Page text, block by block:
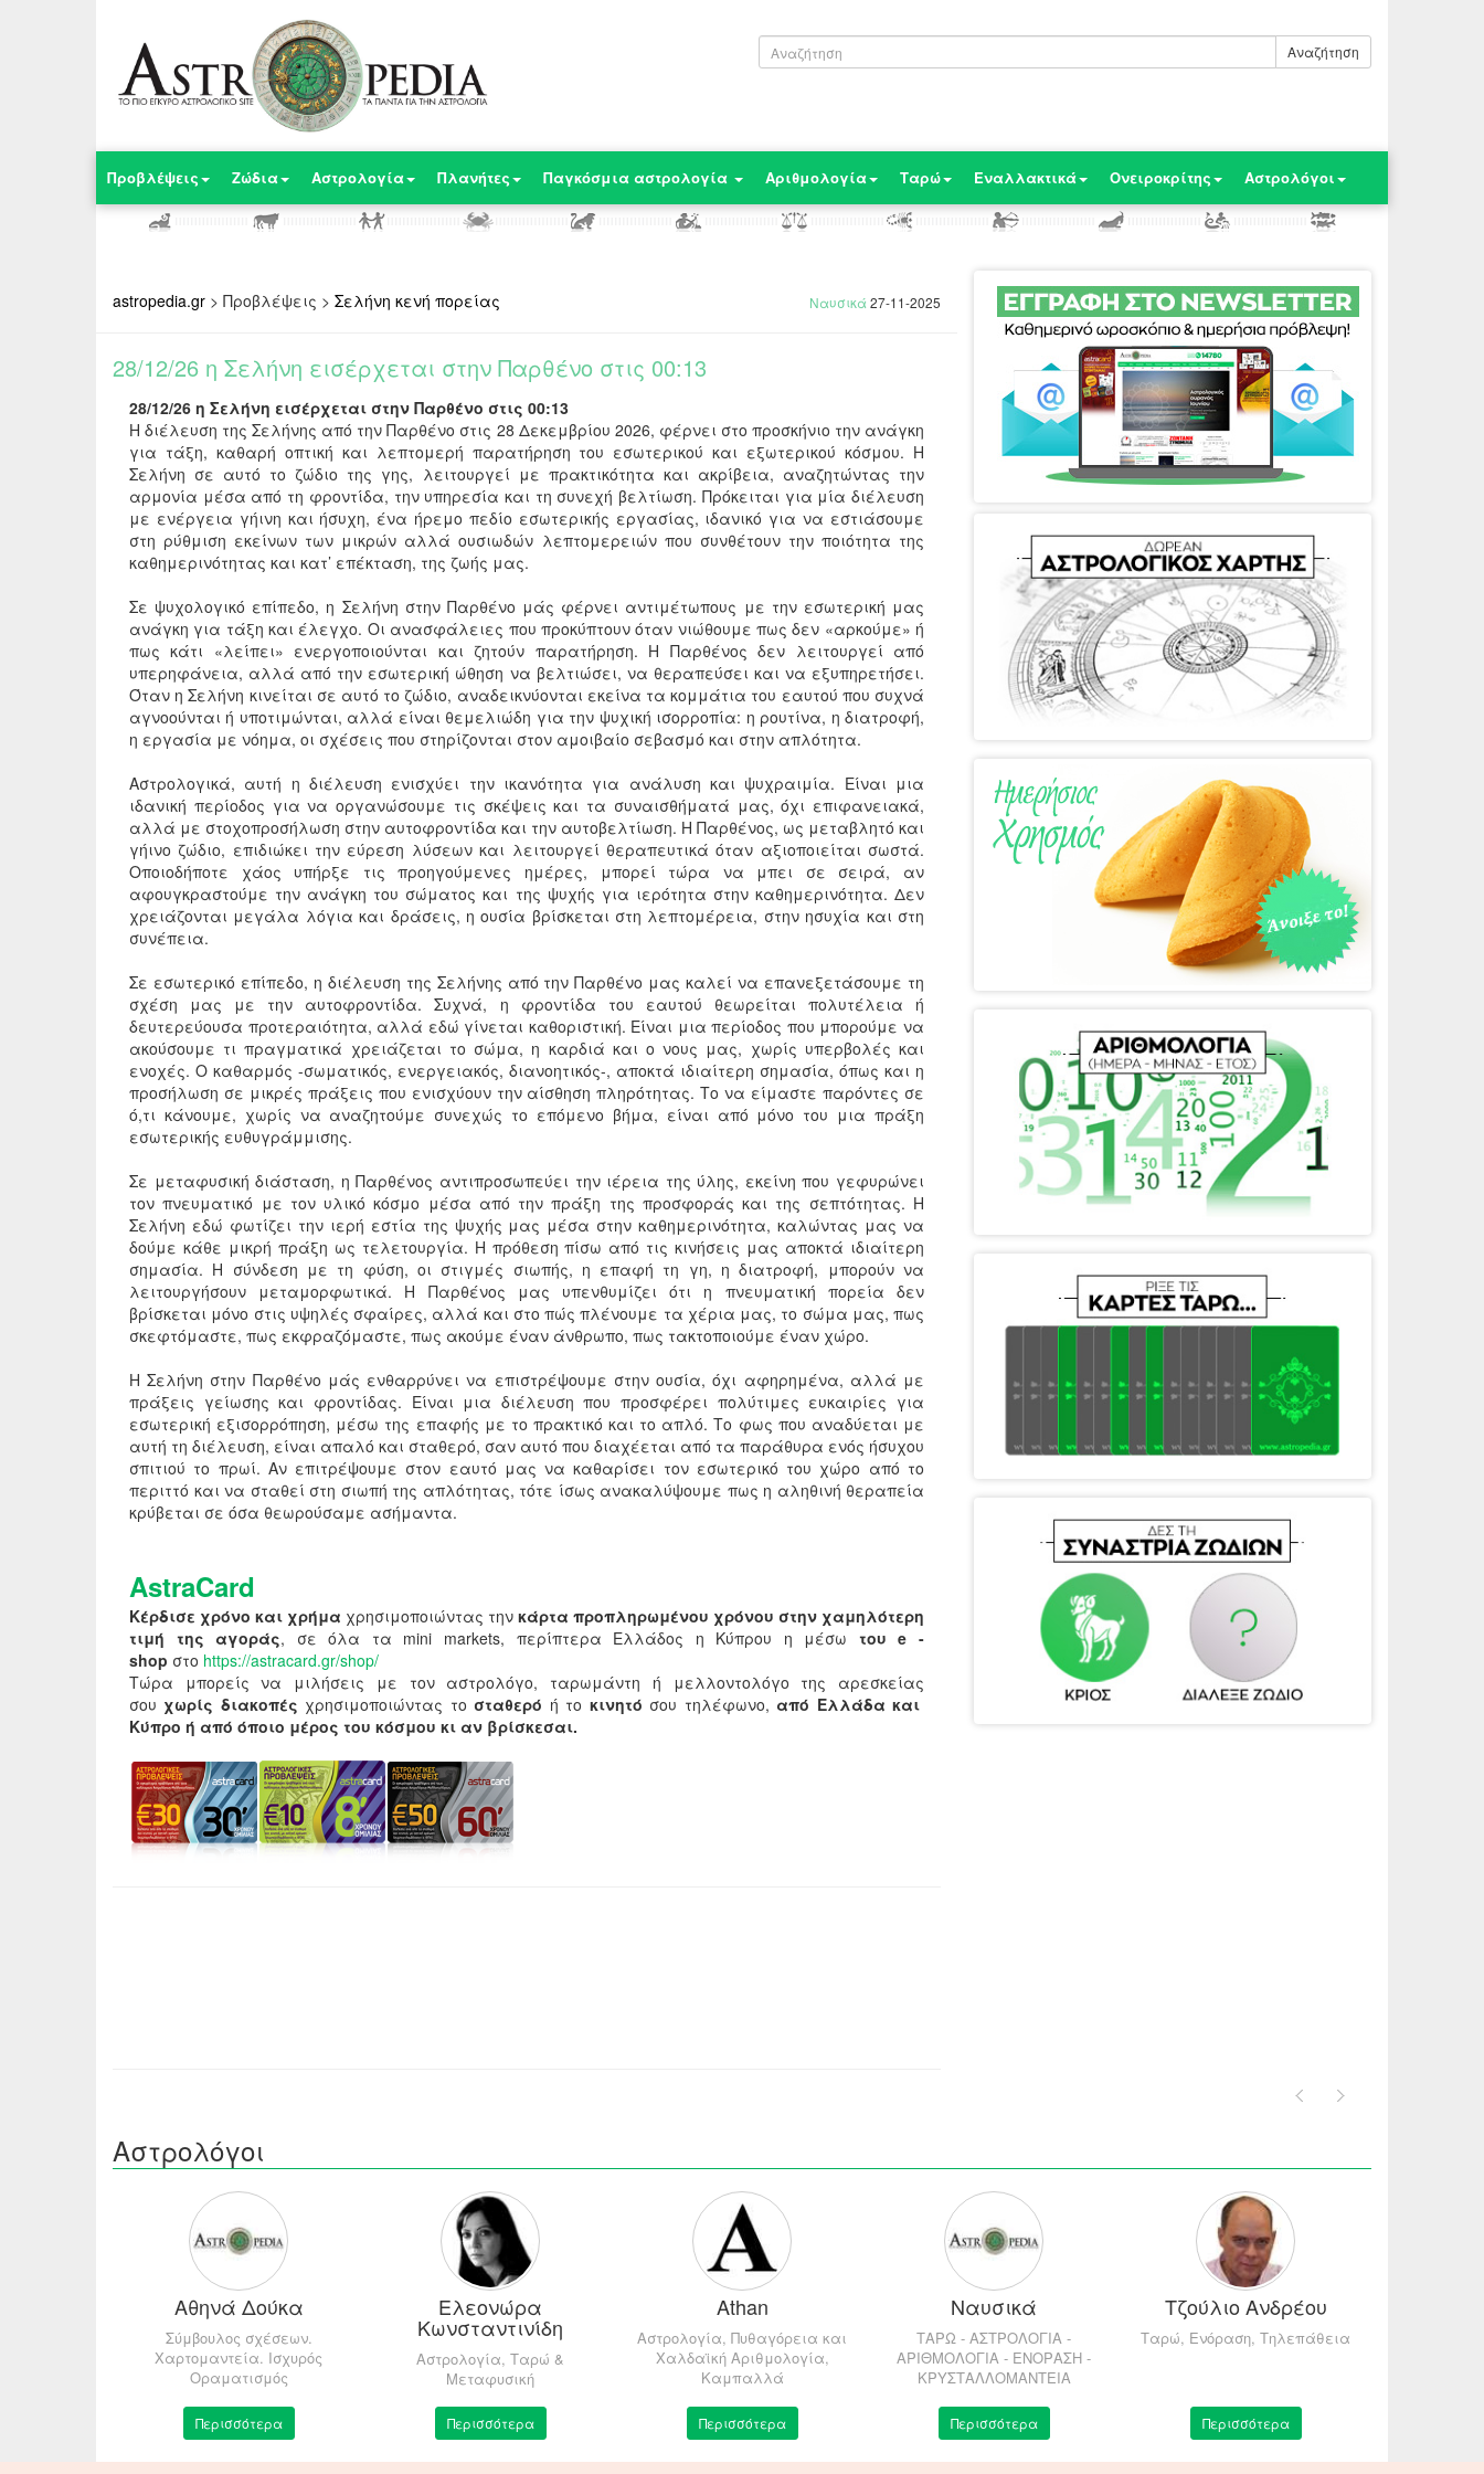
Αναζήτηση
Προβλέψεις Ζώδια Αστρολογία Πλανήτες Παγκόσμια αστρολογία Αριθμολογία Ταρώ Εναλλακτικά Ονειροκρίτης Αστρολόγοι
astropedia.gr > Προβλέψεις > Σελήνη κενή πορείας Ναυσικά 27-11-2025
28/12/26 η Σελήνη εισέρχεται στην Παρθένο στις 00:13
28/12/26 η Σελήνη εισέρχεται στην Παρθένο στις 00:13
Η διέλευση της Σελήνης από την Παρθένο στις 28 Δεκεμβρίου 2026, φέρνει στο προσκήνιο την ανάγκη
για τάξη, καθαρή οπτική και λεπτομερή παρατήρηση του εσωτερικού και εξωτερικού κόσμου. Η
Σελήνη σε αυτό το ζώδιο της γης, λειτουργεί με πρακτικότητα και ακρίβεια, αναζητώντας την
αρμονία μέσα από τη φροντίδα, την υπηρεσία και τη συνεχή βελτίωση. Πρόκειται για μία διέλευση
με ενέργεια γήινη και ήσυχη, ένα ήρεμο πεδίο εσωτερικής εργασίας, ιδανικό για να εστιάσουμε
στη ρύθμιση εκείνων των μικρών αλλά ουσιωδών λεπτομερειών που συνθέτουν την ποιότητα της
καθημερινότητας και κατ’ επέκταση, της ζωής μας.
Σε ψυχολογικό επίπεδο, η Σελήνη στην Παρθένο μάς φέρνει αντιμέτωπους με την εσωτερική μας
ανάγκη για τάξη και έλεγχο. Οι ανασφάλειες που προκύπτουν όταν νιώθουμε πως δεν «αρκούμε» ή
πως κάτι «λείπει» ενεργοποιούνται και ζητούν παρατήρηση. Η Παρθένος δεν λειτουργεί από
υπερηφάνεια, αλλά από την εσωτερική ώθηση να βελτιώσει, να θεραπεύσει και να εξυπηρετήσει.
Όταν η Σελήνη κινείται σε αυτό το ζώδιο, αναδεικνύονται εκείνα τα κομμάτια του εαυτού που συχνά
αγνοούνται ή υποτιμώνται, αλλά είναι θεμελιώδη για την ψυχική ισορροπία: η ρουτίνα, η διατροφή,
η εργασία με νόημα, οι σχέσεις που στηρίζονται στον αμοιβαίο σεβασμό και στην απλότητα.
Αστρολογικά, αυτή η διέλευση ενισχύει την ικανότητα για ανάλυση και ψυχραιμία. Είναι μια
ιδανική περίοδος για να οργανώσουμε τις σκέψεις και τα συναισθήματά μας, όχι επιφανειακά,
αλλά με στοχοπροσήλωση στην αυτοφροντίδα και την αυτοβελτίωση. Η Παρθένος, ως μεταβλητό και
γήινο ζώδιο, επιδιώκει την εύρεση λύσεων και λειτουργεί θεραπευτικά όταν αξιοποιείται σωστά.
Οποιοδήποτε χάος υπήρξε τις προηγούμενες ημέρες, μπορεί τώρα να μπει σε σειρά, αν
αφουγκραστούμε την ανάγκη του σώματος και της ψυχής για ιερότητα στην καθημερινότητα. Δεν
χρειάζονται μεγάλα λόγια και δράσεις, η ουσία βρίσκεται στη λεπτομέρεια, στην ησυχία και στη
συνέπεια.
Σε εσωτερικό επίπεδο, η διέλευση της Σελήνης από την Παρθένο μας καλεί να επανεξετάσουμε τη
σχέση μας με την αυτοφροντίδα. Συχνά, η φροντίδα του εαυτού θεωρείται πολυτέλεια ή
δευτερεύουσα προτεραιότητα, αλλά εδώ γίνεται καθοριστική. Είναι μια περίοδος που μπορούμε να
ακούσουμε τι πραγματικά χρειάζεται το σώμα, η καρδιά και ο νους μας, χωρίς υπερβολές και
ενοχές. Ο καθαρμός -σωματικός, ενεργειακός, διανοητικός-, αποκτά ιδιαίτερη σημασία, όπως και η
προσήλωση σε μικρές πράξεις που ενισχύουν την αίσθηση πληρότητας. Το να είμαστε παρόντες σε
ό,τι κάνουμε, χωρίς να αναζητούμε συνεχώς το επόμενο βήμα, είναι από μόνο του μια πράξη
εσωτερικής ευθυγράμμισης.
Σε μεταφυσική διάσταση, η Παρθένος αντιπροσωπεύει την ιέρεια της ύλης, εκείνη που γεφυρώνει
τον πνευματικό με τον υλικό κόσμο μέσα από την πράξη της προσφοράς και της σεπτότητας. Η
Σελήνη εδώ φωτίζει την ιερή εστία της ψυχής μας μέσα στην καθημερινότητα, καλώντας μας να
δούμε κάθε μικρή πράξη ως τελετουργία. Η πρόθεση πίσω από τις κινήσεις μας αποκτά ιδιαίτερη
σημασία. Η σύνδεση με τη φύση, οι στιγμές σιωπής, η επαφή τη γη, η διατροφή, μπορούν να
λειτουργήσουν μεταμορφωτικά. Η Παρθένος μας υπενθυμίζει ότι η πνευματική πορεία δεν
βρίσκεται μόνο στις υψηλές σφαίρες, αλλά και στο πώς πλένουμε τα χέρια μας, το σώμα μας, πως
σκεφτόμαστε, πως εκφραζόμαστε, πως ακούμε έναν άνθρωπο, πως τακτοποιούμε έναν χώρο.
Η Σελήνη στην Παρθένο μάς ενθαρρύνει να επιστρέψουμε στην ουσία, όχι αφηρημένα, αλλά με
πράξεις γείωσης και φροντίδας. Είναι μια διέλευση που προσφέρει πολύτιμες ευκαιρίες για
εσωτερική εξισορρόπηση, μέσω της επαφής με το πρακτικό και το απλό. Το φως που αναδύεται με
αυτή τη διέλευση, είναι απαλό και σταθερό, σαν αυτό που διαχέεται από τα παράθυρα ενός ήσυχου
σπιτιού το πρωί. Αν επιτρέψουμε στον εαυτό μας να καθαρίσει τον εσωτερικό του χώρο από το
περιττό και να σταθεί στη σιωπή της απλότητας, τότε ίσως ανακαλύψουμε πως η αληθινή θεραπεία
κρύβεται σε όσα θεωρούσαμε ασήμαντα.
AstraCard
Κέρδισε χρόνο και χρήμα χρησιμοποιώντας την κάρτα προπληρωμένου χρόνου στην χαμηλότερη
τιμή της αγοράς, σε όλα τα mini markets, περίπτερα Ελλάδος η Κύπρου η μέσω του e -
shop στο https://astracard.gr/shop/
Τώρα μπορείς να μιλήσεις με τον αστρολόγο, ταρωμάντη ή μελλοντολόγο της αρεσκείας
σου χωρίς διακοπές χρησιμοποιώντας το σταθερό ή το κινητό σου τηλέφωνο,από Ελλάδα και
Κύπρο ή από όποιο μέρος του κόσμου κι αν βρίσκεσαι.
Αστρολόγοι
Αθηνά Δούκα
Σύμβουλος σχέσεων.
Χαρτομαντεία. Ισχυρός
Οραματισμός
Περισσότερα
Ελεονώρα
Κωνσταντινίδη
Αστρολογία, Ταρώ &
Μεταφυσική
Περισσότερα
Athan
Αστρολογία, Πυθαγόρεια και
Χαλδαϊκή Αριθμολογία,
Καμπαλλά
Περισσότερα
Ναυσικά
ΤΑΡΩ - ΑΣΤΡΟΛΟΓΙΑ -
ΑΡΙΘΜΟΛΟΓΙΑ - ΕΝΟΡΑΣΗ -
ΚΡΥΣΤΑΛΛΟΜΑΝΤΕΙΑ
Περισσότερα
Τζούλιο Ανδρέου
Ταρώ, Ενόραση, Τηλεπάθεια
Περισσότερα